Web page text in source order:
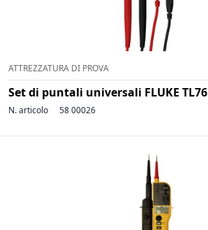
ATTREZZATURA DI PROVA
Set di puntali universali FLUKE TL76
N. articolo 58 00026